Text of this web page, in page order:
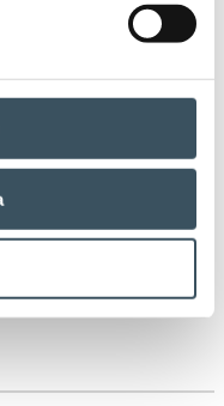
selvillä. Kaupan liitto
ja on ajanut sitä